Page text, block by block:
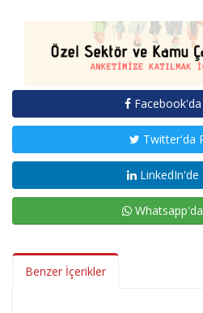
Facebook'da
Twitter'da
LinkedIn'de
Benzer İçerikler